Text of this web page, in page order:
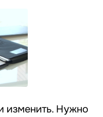
изменить. Нужно